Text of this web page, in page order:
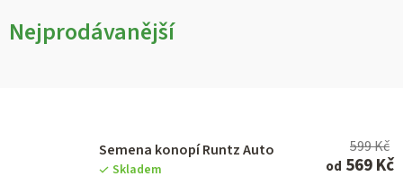
Nejprodávanější
Semena konopí Runtz Auto
Skladem
599 Kč
od 569 Kč